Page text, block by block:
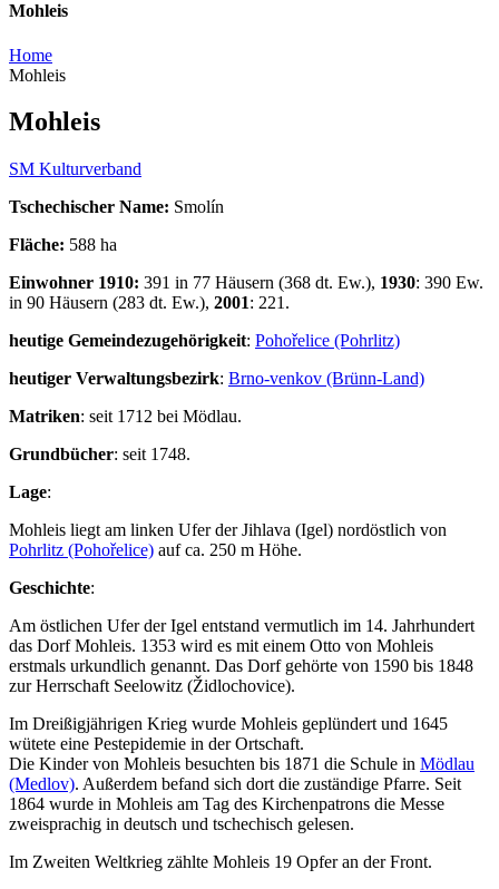
Mohleis
Home
Mohleis
Mohleis
SM Kulturverband
Tschechischer Name: Smolín
Fläche: 588 ha
Einwohner 1910: 391 in 77 Häusern (368 dt. Ew.), 1930: 390 Ew.
in 90 Häusern (283 dt. Ew.), 2001: 221.
heutige Gemeindezugehörigkeit: Pohořelice (Pohrlitz)
heutiger Verwaltungsbezirk: Brno-venkov (Brünn-Land)
Matriken: seit 1712 bei Mödlau.
Grundbücher: seit 1748.
Lage:
Mohleis liegt am linken Ufer der Jihlava (Igel) nordöstlich von
Pohrlitz (Pohořelice) auf ca. 250 m Höhe.
Geschichte:
Am östlichen Ufer der Igel entstand vermutlich im 14. Jahrhundert
das Dorf Mohleis. 1353 wird es mit einem Otto von Mohleis
erstmals urkundlich genannt. Das Dorf gehörte von 1590 bis 1848
zur Herrschaft Seelowitz (Židlochovice).
Im Dreißigjährigen Krieg wurde Mohleis geplündert und 1645
wütete eine Pestepidemie in der Ortschaft.
Die Kinder von Mohleis besuchten bis 1871 die Schule in Mödlau
(Medlov). Außerdem befand sich dort die zuständige Pfarre. Seit
1864 wurde in Mohleis am Tag des Kirchenpatrons die Messe
zweisprachig in deutsch und tschechisch gelesen.
Im Zweiten Weltkrieg zählte Mohleis 19 Opfer an der Front.